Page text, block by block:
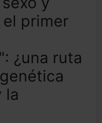
primer
¿una ruta
la